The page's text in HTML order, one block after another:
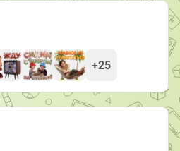
+25